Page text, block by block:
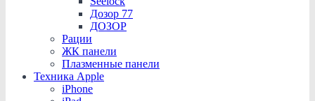
Дозор 77
ДОЗОР
Рации
ЖК панели
Плазменные панели
Техника Apple
iPhone